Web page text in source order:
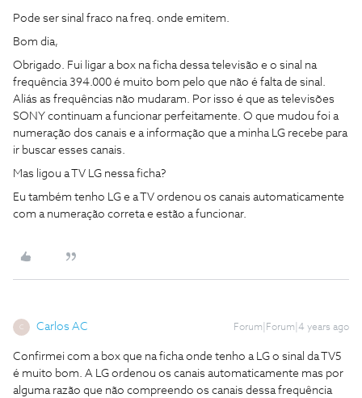
Pode ser sinal fraco na freq. onde emitem.
Bom dia,
Obrigado. Fui ligar a box na ficha dessa televisão e o sinal na
frequência 394.000 é muito bom pelo que não é falta de sinal.
Aliás as frequências não mudaram. Por isso é que as televisões
SONY continuam a funcionar perfeitamente. O que mudou foi a
numeração dos canais e a informação que a minha LG recebe para
ir buscar esses canais.
Mas ligou a TV LG nessa ficha?
Eu também tenho LG e a TV ordenou os canais automaticamente
com a numeração correta e estão a funcionar.
C Carlos AC Forum|Forum|4 years ago
Confirmei com a box que na ficha onde tenho a LG o sinal da TV5
é muito bom. A LG ordenou os canais automaticamente mas por
alguma razão que não compreendo os canais dessa frequência